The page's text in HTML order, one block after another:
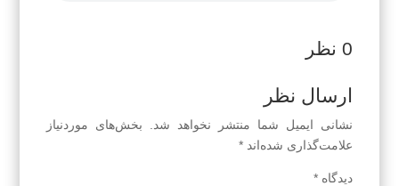
0 نظر
ارسال نظر
نشانی ایمیل شما منتشر نخواهد شد.
بخش‌های موردنیاز
علامت‌گذاری شده‌اند*
دیدگاه*